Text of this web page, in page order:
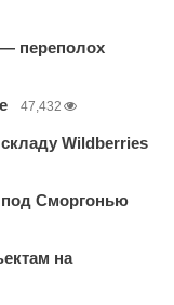
переполох
47,432
Wildberries
под Сморгонью
на